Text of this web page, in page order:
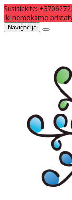
Susisiekite:
Iki nemokamo
Navigacija